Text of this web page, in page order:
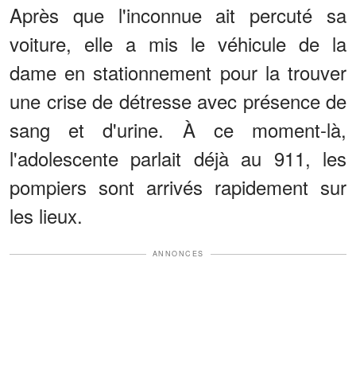
Après que l'inconnue ait percuté sa
voiture, elle a mis le véhicule de la
dame en stationnement pour la trouver
une crise de détresse avec présence de
sang et d'urine. À ce moment-là,
l'adolescente parlait déjà au 911, les
pompiers sont arrivés rapidement sur
les lieux.
ANNONCES